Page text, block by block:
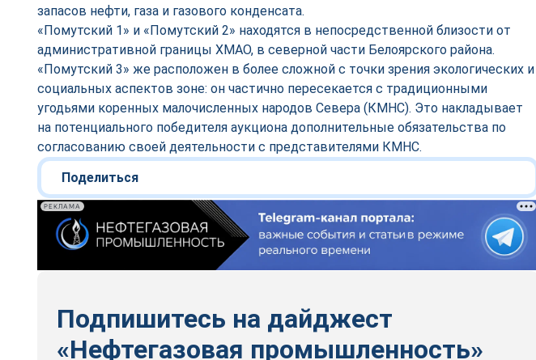
запасов нефти, газа и газового конденсата.
«Помутский 1» и «Помутский 2» находятся в непосредственной близости от
административной границы ХМАО, в северной части Белоярского района.
«Помутский 3» же расположен в более сложной с точки зрения экологических и
социальных аспектов зоне: он частично пересекается с традиционными
угодьями коренных малочисленных народов Севера (КМНС). Это накладывает
на потенциального победителя аукциона дополнительные обязательства по
согласованию своей деятельности с представителями КМНС.
Поделиться
РЕКЛАМА
Подпишитесь на дайджест
«Нефтегазовая промышленность»